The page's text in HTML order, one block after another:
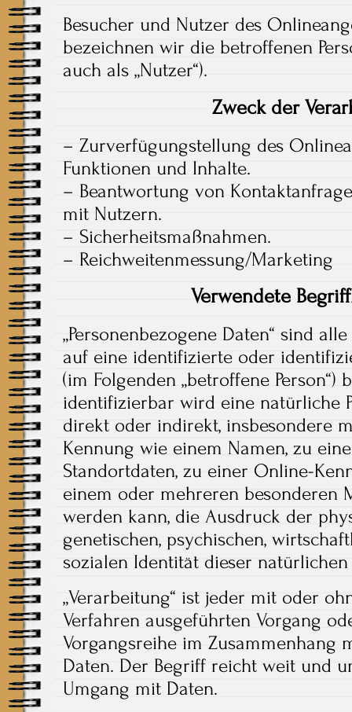
Besucher und Nutzer des
bezeichnen wir die betroffenen
auch als „Nutzer“).
Zweck der
– Zurverfügungstellung des
Funktionen und Inhalte.
– Beantwortung von
mit Nutzern.
– Sicherheitsmaßnahmen.
– Reichweitenmessung/Marketing
Verwendete
„Personenbezogene Daten“ sind
auf eine identifizierte oder
(im Folgenden „betroffene Person“)
identifizierbar wird eine natürliche
direkt oder indirekt, insbesondere
Kennung wie einem Namen, zu
Standortdaten, zu einer Online-
einem oder mehreren besonderen
werden kann, die Ausdruck der
genetischen, psychischen,
sozialen Identität dieser natürlichen
„Verarbeitung“ ist jeder mit oder
Verfahren ausgeführten Vorgang
Vorgangsreihe im Zusammenhang
Daten. Der Begriff reicht weit und
Umgang mit Daten.